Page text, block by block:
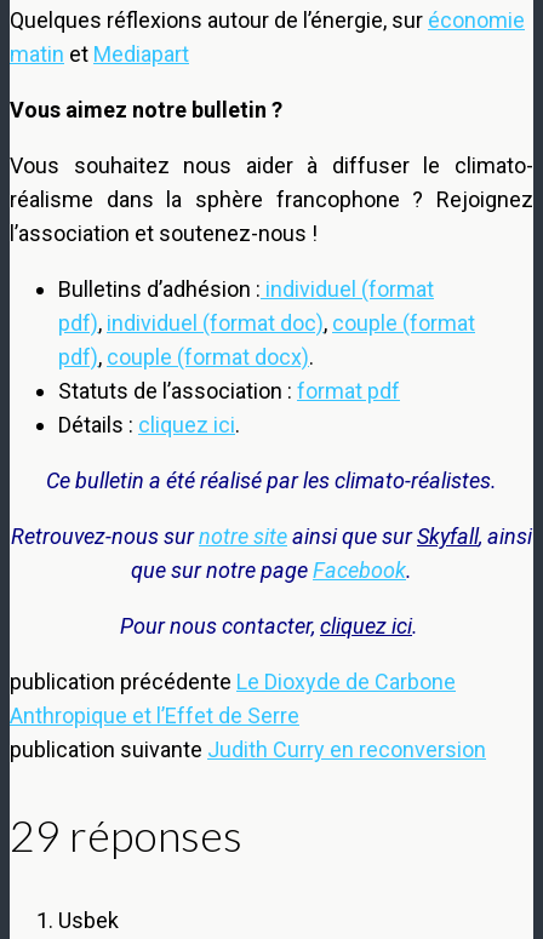
Quelques réflexions autour de l’énergie, sur économie
matin et Mediapart
Vous aimez notre bulletin ?
Vous souhaitez nous aider à diffuser le climato-
réalisme dans la sphère francophone ? Rejoignez
l’association et soutenez-nous !
Bulletins d’adhésion : individuel (format
pdf), individuel (format doc), couple (format
pdf), couple (format docx).
Statuts de l’association : format pdf
Détails : cliquez ici.
Ce bulletin a été réalisé par les climato-réalistes.
Retrouvez-nous surnotre siteainsi que surSkyfall, ainsi
que sur notre pageFacebook.
Pour nous contacter, cliquez ici.
publication précédente Le Dioxyde de Carbone
Anthropique et l’Effet de Serre
publication suivante Judith Curry en reconversion
29 réponses
Usbek